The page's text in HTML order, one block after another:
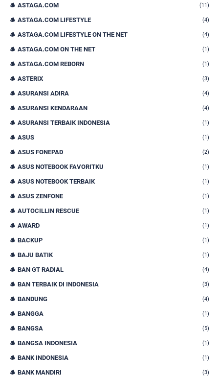
ASTAGA.COM (11)
ASTAGA.COM LIFESTYLE (4)
ASTAGA.COM LIFESTYLE ON THE NET (4)
ASTAGA.COM ON THE NET (1)
ASTAGA.COM REBORN (1)
ASTERIX (3)
ASURANSI ADIRA (4)
ASURANSI KENDARAAN (4)
ASURANSI TERBAIK INDONESIA (1)
ASUS (1)
ASUS FONEPAD (2)
ASUS NOTEBOOK FAVORITKU (1)
ASUS NOTEBOOK TERBAIK (1)
ASUS ZENFONE (1)
AUTOCILLIN RESCUE (1)
AWARD (1)
BACKUP (1)
BAJU BATIK (1)
BAN GT RADIAL (4)
BAN TERBAIK DI INDONESIA (3)
BANDUNG (4)
BANGGA (1)
BANGSA (5)
BANGSA INDONESIA (1)
BANK INDONESIA (1)
BANK MANDIRI (3)